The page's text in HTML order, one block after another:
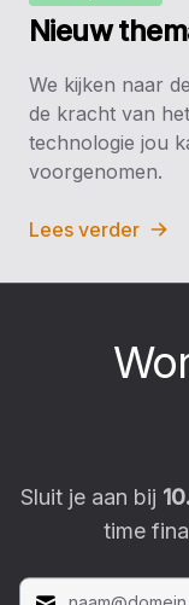
Nieuw
We kijken naar
de kracht van
technologie jou
voorgenomen.
Lees verder
Sluit je aan bij
time